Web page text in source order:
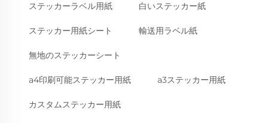
ステッカーラベル用紙 白いステッカー紙
ステッカー用紙シート 輸送用ラベル紙
無地のステッカーシート
a4印刷可能ステッカー用紙 a3ステッカー用紙
カスタムステッカー用紙